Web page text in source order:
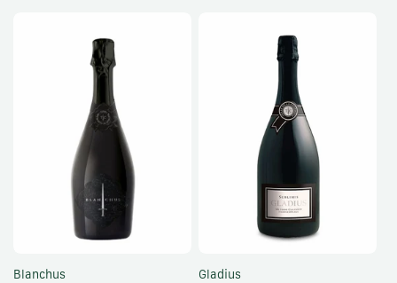
Blanchus Gladius